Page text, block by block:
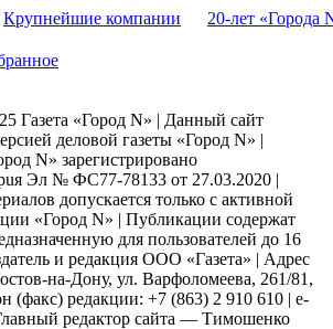
Крупнейшие компании 20-лет «Города
Газета «Город N» | Данный сайт
деловой газеты «Город N» |
N» зарегистрировано
Эл № ФС77-78133 от 27.03.2020 |
допускается только с активной
«Город N» | Публикации содержат
для пользователей до 16
и редакция ООО «Газета» | Адрес
на-Дону, ул. Варфоломеева, 261/81,
(факс) редакции: +7 (863) 2 910 610 | e-
редактор сайта — Тимошенко